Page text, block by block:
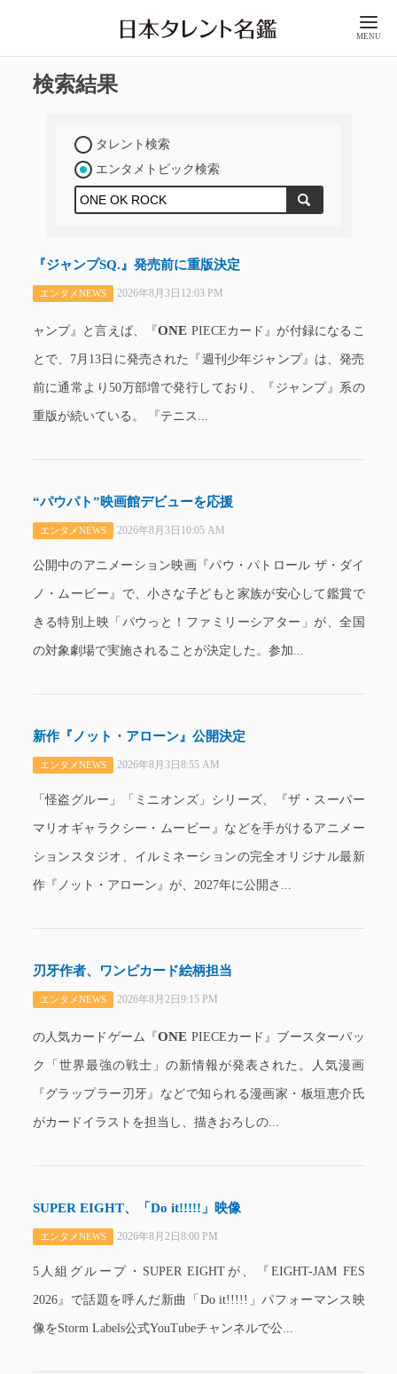
MENU
検索結果
タレント検索
エンタメトピック検索
『ジャンプSQ.』発売前に重版決定
エンタメNEWS 2026年8月3日12:03 PM
ャンプ』と言えば、『ONE PIECEカード』が付録になるこ
とで、7月13日に発売された『週刊少年ジャンプ』は、発売
前に通常より50万部増で発行しており、『ジャンプ』系の
重版が続いている。 『テニス...
“パウパト”映画館デビューを応援
エンタメNEWS 2026年8月3日10:05 AM
公開中のアニメーション映画『パウ・パトロール ザ・ダイ
ノ・ムービー』で、小さな子どもと家族が安心して鑑賞で
きる特別上映「パウっと！ファミリーシアター」が、全国
の対象劇場で実施されることが決定した。参加...
新作『ノット・アローン』公開決定
エンタメNEWS 2026年8月3日8:55 AM
「怪盗グルー」「ミニオンズ」シリーズ、『ザ・スーパー
マリオギャラクシー・ムービー』などを手がけるアニメー
ションスタジオ、イルミネーションの完全オリジナル最新
作『ノット・アローン』が、2027年に公開さ...
刃牙作者、ワンピカード絵柄担当
エンタメNEWS 2026年8月2日9:15 PM
の人気カードゲーム『ONE PIECEカード』ブースターパッ
ク「世界最強の戦士」の新情報が発表された。人気漫画
『グラップラー刃牙』などで知られる漫画家・板垣恵介氏
がカードイラストを担当し、描きおろしの...
SUPER EIGHT、「Do it!!!!!」映像
エンタメNEWS 2026年8月2日8:00 PM
5人組グループ・SUPER EIGHTが、『EIGHT-JAM FES
2026』で話題を呼んだ新曲「Do it!!!!!」パフォーマンス映
像をStorm Labels公式YouTubeチャンネルで公...